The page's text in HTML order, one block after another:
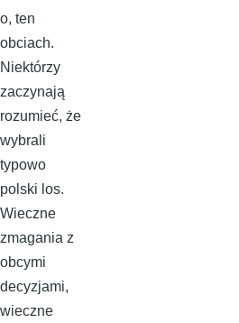
o, ten
obciach.
Niektórzy
zaczynają
rozumieć, że
wybrali
typowo
polski los.
Wieczne
zmagania z
obcymi
decyzjami,
wieczne